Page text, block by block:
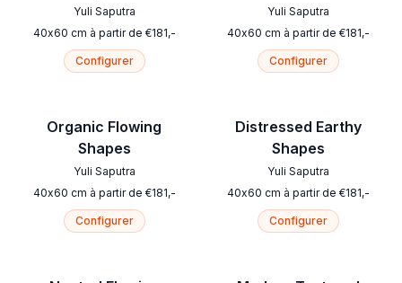
Yuli Saputra
40x60 cm à partir de €181,-
Configurer
Organic Flowing
Shapes
Yuli Saputra
40x60 cm à partir de €181,-
Configurer
Yuli Saputra
40x60 cm à partir de €181,-
Configurer
Distressed Earthy
Shapes
Yuli Saputra
40x60 cm à partir de €181,-
Configurer